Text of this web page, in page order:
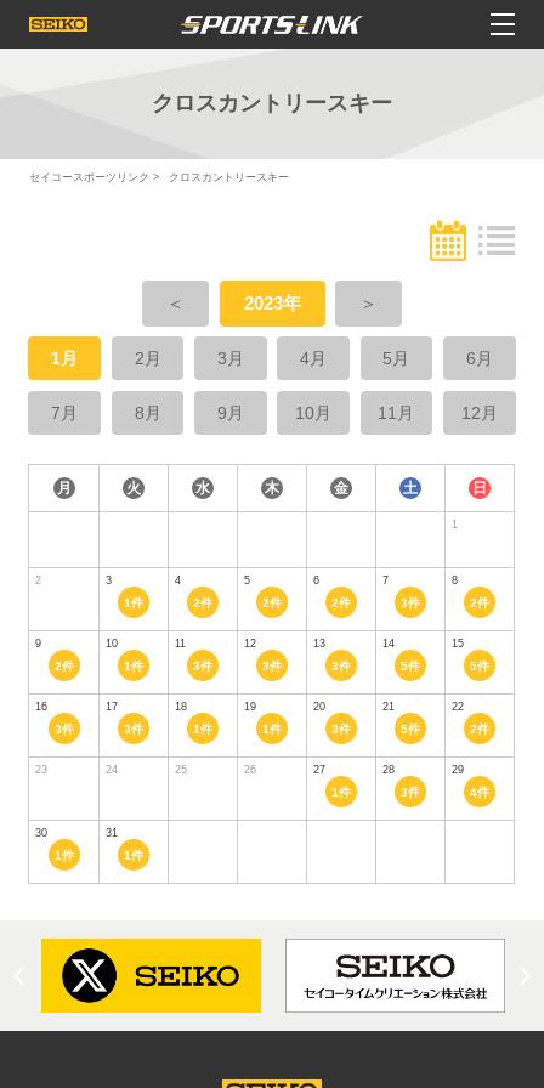
クロスカントリースキー
セイコースポーツリンク クロスカントリースキー
＜ 2023年 ＞
1月 2月 3月 4月 5月 6月
7月 8月 9月 10月 11月 12月
月 火 水 木 金 土 日
1
2 3
1件
4
2件
5
2件
6
2件
7
3件
8
2件
9
2件
10
1件
11
3件
12
3件
13
3件
14
5件
15
5件
16
3件
17
3件
18
1件
19
1件
20
3件
21
5件
22
2件
23 24 25 26 27
1件
28
3件
29
4件
30
1件
31
1件